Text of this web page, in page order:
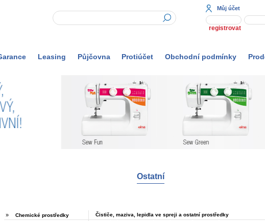
Můj účet
registrovat
Leasing Půjčovna Protiúčet Obchodní podmínky
Ostatní
» Chemické prostředky Čističe, maziva, lepidla ve spreji a ostatní prostředky